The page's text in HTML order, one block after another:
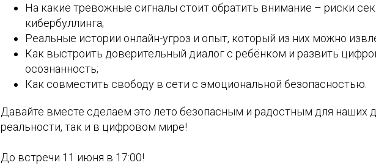
⁠На какие тревожные сигналы стоит обратить внимание – риски
кибербуллинга;
Реальные истории онлайн-угроз и опыт, который из них можно
Как выстроить доверительный диалог с ребёнком и развить
осознанность;
Как совместить свободу в сети с эмоциональной безопасностью.
Давайте вместе сделаем это лето безопасным и радостным для наших
реальности, так и в цифровом мире!
До встречи 11 июня в 17:00!